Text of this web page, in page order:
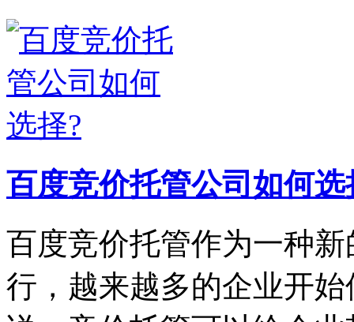
百度竞价托管公司如何选
百度竞价托管作为一种
行，越来越多的企业开